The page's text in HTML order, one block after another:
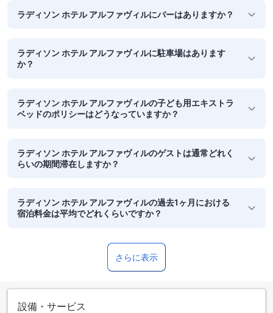
ラディソン ホテル アルファヴィルにバーはありますか？
ラディソン ホテル アルファヴィルに駐車場はあります
か？
ラディソン ホテル アルファヴィルの子ども用エキストラ
ベッドのポリシーはどうなっていますか？
ラディソン ホテル アルファヴィルのゲストは通常どれく
らいの期間滞在しますか？
ラディソン ホテル アルファヴィルの過去1ヶ月における
宿泊料金は平均でどれくらいですか？
さらに表示
設備・サービス